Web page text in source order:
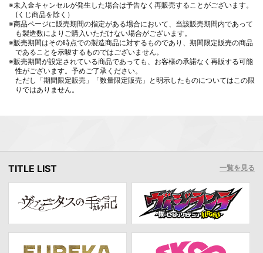
※未入金キャンセルが発生した場合は予告なく再販売することがございます。
(くじ商品を除く）
※商品ページに販売期間の指定がある場合において、当該販売期間内であって
も製造数によりご購入いただけない場合がございます。
※販売期間はその時点での製造商品に対するものであり、期間限定販売の商品
であることを示唆するものではございません。
※販売期間が設定されている商品であっても、お客様の承諾なく再販する可能
性がございます。予めご了承ください。
ただし「期間限定販売」「数量限定販売」と明示したものについてはこの限
りではありません。
TITLE LIST 一覧を見る